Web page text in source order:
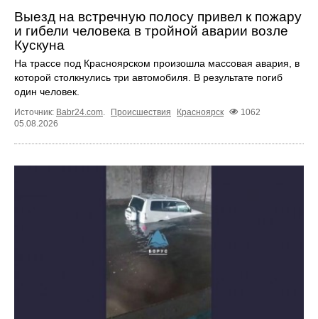
Выезд на встречную полосу привел к пожару
и гибели человека в тройной аварии возле
Кускуна
На трассе под Красноярском произошла массовая авария, в
которой столкнулись три автомобиля. В результате погиб
один человек.
Источник: Babr24.com. Происшествия Красноярск
1062
05.08.2026